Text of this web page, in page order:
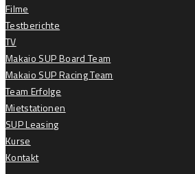
Filme
Testberichte
TV
Makaio SUP Board Team
Makaio SUP Racing Team
Team Erfolge
Mietstationen
SUP Leasing
Kurse
Kontakt